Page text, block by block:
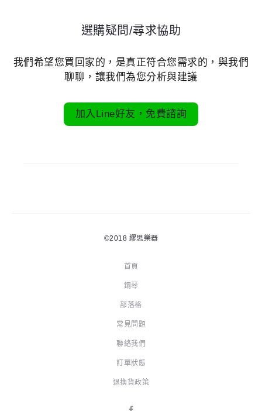
選購疑問/尋求協助
我們希望您買回家的，是真正符合您需求的，與我們
聊聊，讓我們為您分析與建議
加入Line好友，免費諮詢
©2018 繆思樂器
首頁
鋼琴
部落格
常見問題
聯絡我們
訂單狀態
退換貨政策